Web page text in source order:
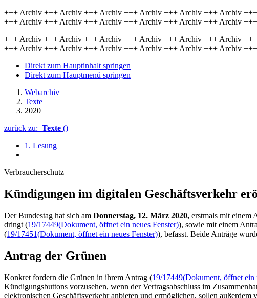
+++ Archiv +++ Archiv +++ Archiv +++ Archiv +++ Archiv +++ Archiv
+++ Archiv +++ Archiv +++ Archiv +++ Archiv +++ Archiv +++ Archiv
+++ Archiv +++ Archiv +++ Archiv +++ Archiv +++ Archiv +++ Archiv
+++ Archiv +++ Archiv +++ Archiv +++ Archiv +++ Archiv +++ Archiv
Direkt zum Hauptinhalt springen
Direkt zum Hauptmenü springen
Webarchiv
Texte
2020
zurück zu: Texte ()
1. Lesung
Verbraucherschutz
Kündigungen im digitalen Geschäftsverkehr
Der Bundestag hat sich am Donnerstag, 12. März 2020, erstmals mit einem
dringt (19/17449(Dokument, öffnet ein neues Fenster)), sowie mit einem
(19/17451(Dokument, öffnet ein neues Fenster)), befasst. Beide Anträge
Antrag der Grünen
Konkret fordern die Grünen in ihrem Antrag (19/17449(Dokument, öffnet ein
Kündigungsbuttons vorzusehen, wenn der Vertragsabschluss im
elektronischen Geschäftsverkehr anbieten und ermöglichen, sollen außerdem